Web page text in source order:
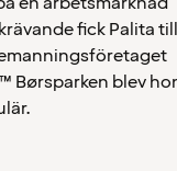
fick Palita till
Børsparken blev